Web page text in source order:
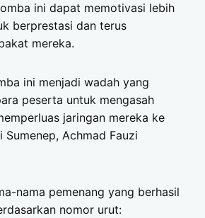
ini dapat memotivasi lebih
berprestasi dan terus
mereka.
ini menjadi wadah yang
peserta untuk mengasah
jaringan mereka ke
Sumenep, Achmad Fauzi
nama pemenang yang berhasil
nomor urut: